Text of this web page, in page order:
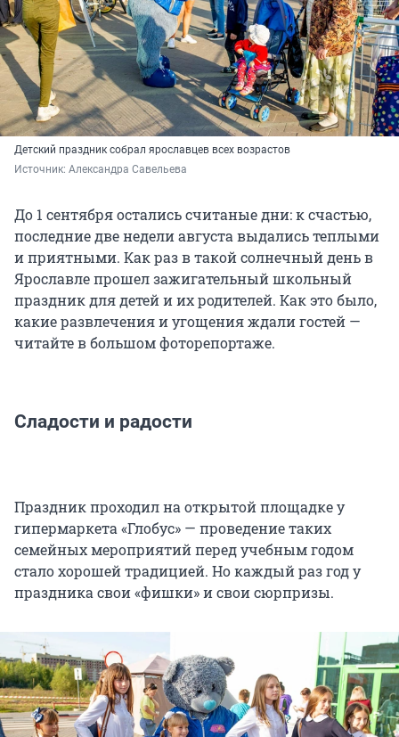
Детский праздник собрал ярославцев всех возрастов
Источник: Александра Савельева
До 1 сентября остались считаные дни: к счастью,
последние две недели августа выдались теплыми
и приятными. Как раз в такой солнечный день в
Ярославле прошел зажигательный школьный
праздник для детей и их родителей. Как это было,
какие развлечения и угощения ждали гостей —
читайте в большом фоторепортаже.
Сладости и радости
Праздник проходил на открытой площадке у
гипермаркета «Глобус» — проведение таких
семейных мероприятий перед учебным годом
стало хорошей традицией. Но каждый раз год у
праздника свои «фишки» и свои сюрпризы.